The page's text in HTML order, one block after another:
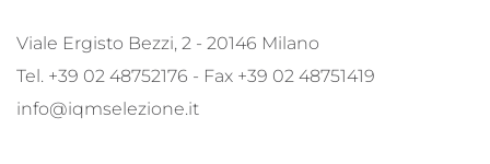
Viale Ergisto Bezzi, 2 - 20146 Milano
Tel. +39 02 48752176 - Fax +39 02 48751419
info@iqmselezione.it